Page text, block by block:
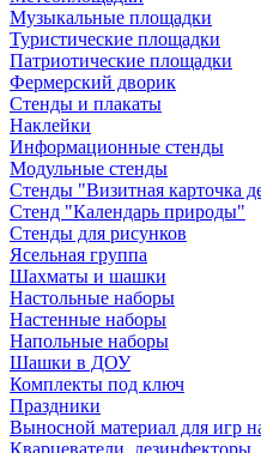
Музыкальные площадки
Туристические площадки
Патриотические площадки
Фермерский дворик
Стенды и плакаты
Наклейки
Информационные стенды
Модульные стенды
Стенды "Визитная карточка
Стенд "Календарь природы"
Стенды для рисунков
Ясельная группа
Шахматы и шашки
Настольные наборы
Настенные наборы
Напольные наборы
Шашки в ДОУ
Комплекты под ключ
Праздники
Выносной материал для игр
Кварцеватели,